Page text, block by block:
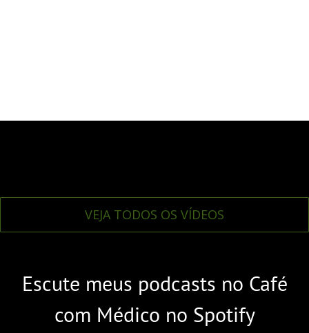
VEJA TODOS OS VÍDEOS
Escute meus podcasts no Café
com Médico no Spotify